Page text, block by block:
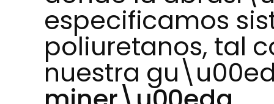
especificamos
poliuretanos, tal
nuestra